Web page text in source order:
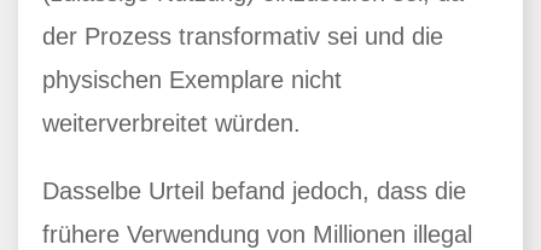
der Prozess transformativ sei und die
physischen Exemplare nicht
weiterverbreitet würden.
Dasselbe Urteil befand jedoch, dass die
frühere Verwendung von Millionen illegal